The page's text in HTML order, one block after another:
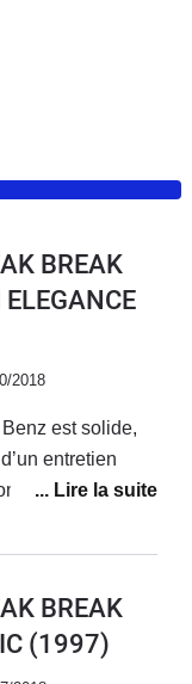
BREAK
2018
est solide,
entretien
dans sa
voiture depuis
BREAK
(1997)